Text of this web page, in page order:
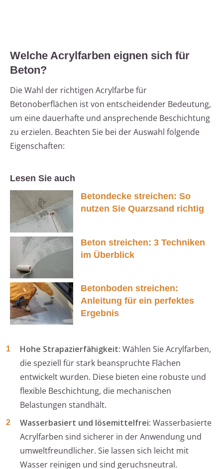
Welche Acrylfarben eignen sich für
Beton?
Die Wahl der richtigen Acrylfarbe für
Betonoberflächen ist von entscheidender Bedeutung,
um eine dauerhafte und ansprechende Beschichtung
zu erzielen. Beachten Sie bei der Auswahl folgende
Eigenschaften:
Lesen Sie auch
Betondecke streichen: So
nutzen Sie Quarzsand richtig
Beton streichen: 3 Techniken
im Überblick
Betonboden streichen:
Anleitung für ein perfektes
Ergebnis
Hohe Strapazierfähigkeit: Wählen Sie Acrylfarben,
die speziell für stark beanspruchte Flächen
entwickelt wurden. Diese bieten eine robuste und
flexible Beschichtung, die mechanischen
Belastungen standhält.
Wasserbasiert und lösemittelfrei: Wasserbasierte
Acrylfarben sind sicherer in der Anwendung und
umweltfreundlicher. Sie lassen sich leicht mit
Wasser reinigen und sind geruchsneutral.